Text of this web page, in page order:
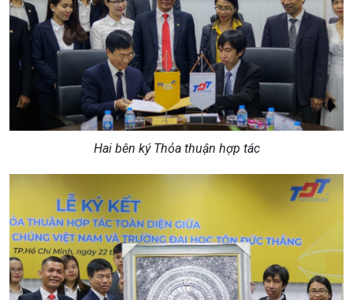
Hai bên ký Thỏa thuận hợp tác